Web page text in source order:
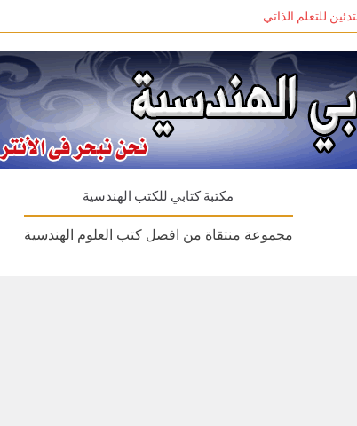
مكتبة كتابي للكتب الهندسية
مجموعة منتقاة من افصل كتب العلوم الهندسية